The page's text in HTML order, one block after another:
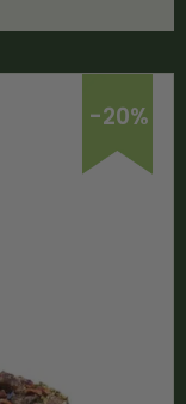
-20%